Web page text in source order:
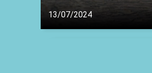
13/07/2024